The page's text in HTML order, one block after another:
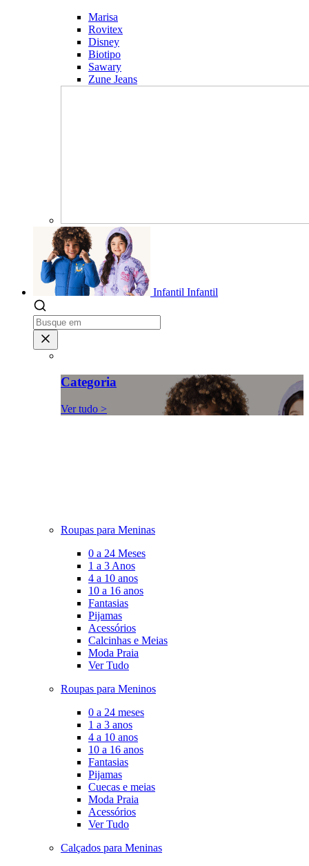
Marisa
Rovitex
Disney
Biotipo
Sawary
Zune Jeans
Infantil Infantil
Categoria
Ver tudo >
Roupas para Meninas
0 a 24 Meses
1 a 3 Anos
4 a 10 anos
10 a 16 anos
Fantasias
Pijamas
Acessórios
Calcinhas e Meias
Moda Praia
Ver Tudo
Roupas para Meninos
0 a 24 meses
1 a 3 anos
4 a 10 anos
10 a 16 anos
Fantasias
Pijamas
Cuecas e meias
Moda Praia
Acessórios
Ver Tudo
Calçados para Meninas